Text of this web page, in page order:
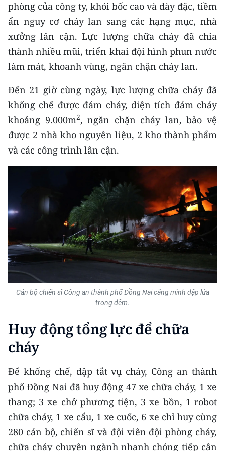
CHUYÊN ĐỀ
CÁC CHUYÊN TRANG
THỜI NAY
NHÂN DÂN CUỐI TUẦN
NHÂN DÂN HẰNG THÁNG
ĐỌC BÁO IN
ENGLISH
中文
FRANÇAIS
ESPAÑOL
한국어
phòng của công ty, khói bốc cao và dày đặc, tiềm
ẩn nguy cơ cháy lan sang các hạng mục, nhà
xưởng lân cận. Lực lượng chữa cháy đã chia
thành nhiều mũi, triển khai đội hình phun nước
làm mát, khoanh vùng, ngăn chặn cháy lan.
Đến 21 giờ cùng ngày, lực lượng chữa cháy đã
khống chế được đám cháy, diện tích đám cháy
khoảng 9.000m2, ngăn chặn cháy lan, bảo vệ
được 2 nhà kho nguyên liệu, 2 kho thành phẩm
và các công trình lân cận.
Cán bộ chiến sĩ Công an thành phố Đồng Nai căng mình dập lửa
trong đêm.
Huy động tổng lực để chữa
cháy
Để khống chế, dập tắt vụ cháy, Công an thành
phố Đồng Nai đã huy động 47 xe chữa cháy, 1 xe
thang; 3 xe chở phương tiện, 3 xe bồn, 1 robot
chữa cháy, 1 xe cẩu, 1 xe cuốc, 6 xe chỉ huy cùng
280 cán bộ, chiến sĩ và đội viên đội phòng cháy,
chữa cháy chuyên ngành nhanh chóng tiếp cận